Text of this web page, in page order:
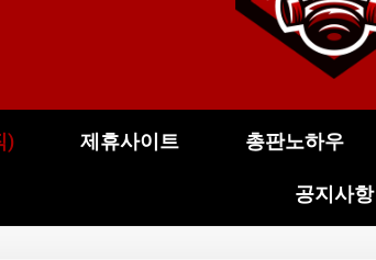
) 제휴사이트 총판노하우
공지사항